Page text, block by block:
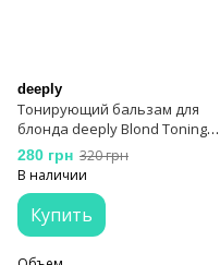
deeply
Тонирующий бальзам для
блонда deeply Blond Toning
Hair Balm
280 грн 320 грн
В наличии
Купить